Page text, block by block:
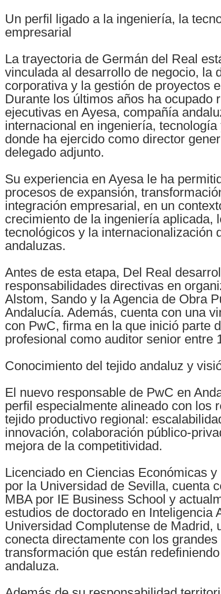
Un perfil ligado a la ingeniería, la
empresarial
La trayectoria de Germán del Real
vinculada al desarrollo de negocio, la
corporativa y la gestión de proyectos
Durante los últimos años ha ocupado
ejecutivas en Ayesa, compañía
internacional en ingeniería,
donde ha ejercido como director
delegado adjunto.
Su experiencia en Ayesa le ha
procesos de expansión,
integración empresarial, en un
crecimiento de la ingeniería aplicada,
tecnológicos y la internacionalización
andaluzas.
Antes de esta etapa, Del Real
responsabilidades directivas en
Alstom, Sando y la Agencia de Obra
Andalucía. Además, cuenta con una
con PwC, firma en la que inició parte
profesional como auditor senior entre
Conocimiento del tejido andaluz y
El nuevo responsable de PwC en
perfil especialmente alineado con los
tejido productivo regional:
innovación, colaboración público-
mejora de la competitividad.
Licenciado en Ciencias Económicas
por la Universidad de Sevilla, cuenta
MBA por IE Business School y
estudios de doctorado en Inteligencia
Universidad Complutense de Madrid,
conecta directamente con los
transformación que están
andaluza.